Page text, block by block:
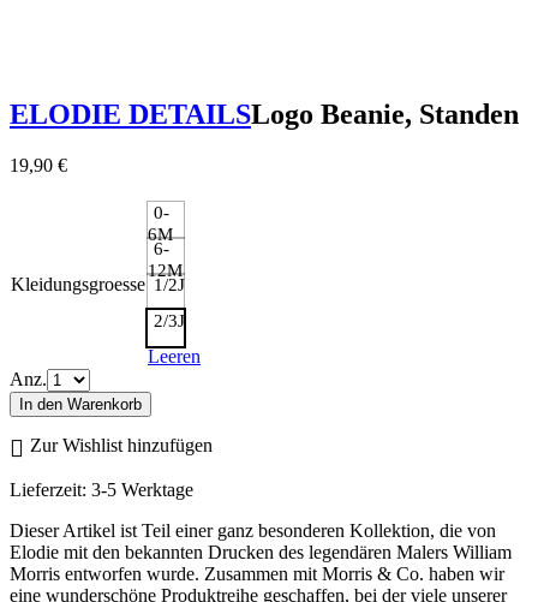
ELODIE DETAILSLogo Beanie, Standen
19,90 €
Kleidungsgroesse
0-
6M
6-
12M
1/2J
2/3J
Leeren
Anz.
In den Warenkorb
Zur Wishlist hinzufügen
Lieferzeit: 3-5 Werktage
Dieser Artikel ist Teil einer ganz besonderen Kollektion, die von
Elodie mit den bekannten Drucken des legendären Malers William
Morris entworfen wurde. Zusammen mit Morris & Co. haben wir
eine wunderschöne Produktreihe geschaffen, bei der viele unserer